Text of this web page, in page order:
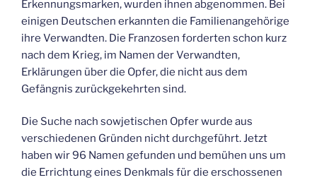
Erkennungsmarken, wurden ihnen abgenommen. Bei
einigen Deutschen erkannten die Familienangehörige
ihre Verwandten. Die Franzosen forderten schon kurz
nach dem Krieg, im Namen der Verwandten,
Erklärungen über die Opfer, die nicht aus dem
Gefängnis zurückgekehrten sind.
Die Suche nach sowjetischen Opfer wurde aus
verschiedenen Gründen nicht durchgeführt. Jetzt
haben wir 96 Namen gefunden und bemühen uns um
die Errichtung eines Denkmals für die erschossenen